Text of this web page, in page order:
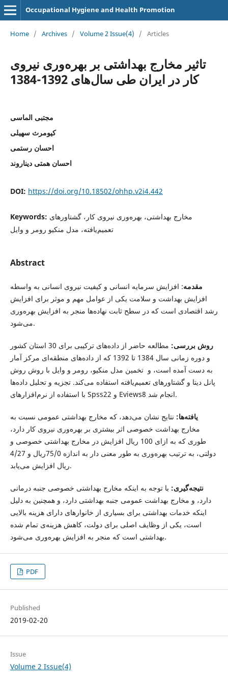
Occupational Hygiene and Health Promotion
Home / Archives / Volume 2 Issue(4) / Articles
تاثیر مخارج بهداشتی بر بهره‌وری نیروی
کار در ایران طی سال‌های 1392-1384
مجتبی الماسی
کیومرث سهیلی
احسان رستمی
احسان همتی دیناروند
DOI: https://doi.org/10.18502/ohhp.v2i4.442
Keywords: مخارج بهداشتی، بهره‌وری نیروی کار، گشتاورهای
تعمیم‌یافته، مدل منکیو رومر و وایل
Abstract
مقدمه: افزایش سرمایه انسانی و کیفیت نیروی انسانی به واسطه
افزایش بهداشت و سلامت یکی از عوامل مهم و موثر برای افزایش
رشد اقتصادی است که در سطح ثابت نهاده‌ها منجر به افزایش بهره‌وری
می‌شود.
روش بررسی:
مطالعه حاضر از داده‌های ترکیبی برای 30 استان کشور
و دوره زمانی سال 1384 تا 1392 که از داده‌های منطقه‌ای مرکز آمار
به دست آمده است، و تخمین مدل منکیو، رومر و وایل با روش روش
پانل دیتا و گشتاورهای تعمیم‌یافته استفاده می‌کند. تجزیه و تحلیل داده‌ها
با استفاده از نرم‌افزارهای Spss22 و Eviews8 انجام شد.
یافته‌ها: نتایج نشان می‌دهد، که مخارج بهداشتی عمومی نسبت به
مخارج بهداشت خصوصی اثر بیشتری بر بهره‌وری نیروی کار دارد،
طوری که به ازای 100 ریال افزایش در مخارج بهداشتی خصوصی و
دولتی، به ترتیب بهره‌وری به طور معنی دار به اندازه 75/0ریال و 4/27
ریال افزایش می‌یابد.
نتیجه‌گیری: با توجه به اینکه مخارج بهداشتی خصوصی جنبه درمانی
دارد، و مخارج بهداشت عمومی جنبه بهداشتی دارد، و همچنین به دلیل
اینکه خدمات بهداشتی برای بسیاری از خانوارهای دارای هزینه بالایی
است، یکی از وظایف اصلی برای دولت، کاهش هزینه‌ی تمام شده
بهداشتی است که منجر به افزایش بهره‌وری می‌شود.
PDF
Published
2019-02-20
Issue
Volume 2 Issue(4)